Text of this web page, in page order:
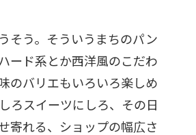
そう。そういうまちのパン
ード系とか西洋風のこだわ
のバリエもいろいろ楽しめ
ろスイーツにしろ、その日
寄れる、ショップの幅広さ